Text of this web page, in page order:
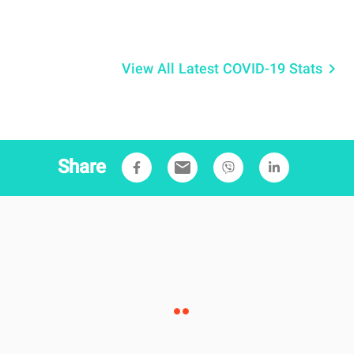
View All Latest COVID-19 Stats keyboard_arrow_right
Share email